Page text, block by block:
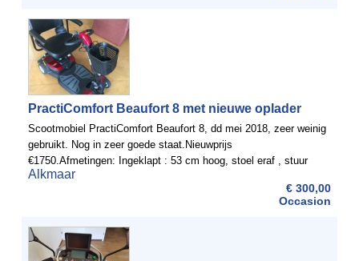
PractiComfort Beaufort 8 met nieuwe oplader
Scootmobiel PractiComfort Beaufort 8, dd mei 2018, zeer weinig
gebruikt. Nog in zeer goede staat.Nieuwprijs
€1750.Afmetingen: Ingeklapt : 53 cm hoog, stoel eraf , stuur
neergeklapt, met 2 man gemakkelijk in en uit te laden. ...
Alkmaar
€ 300,00
Occasion